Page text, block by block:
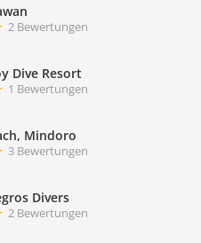
2 Bewertungen
Dive Resort
1 Bewertungen
Mindoro
3 Bewertungen
Divers
2 Bewertungen